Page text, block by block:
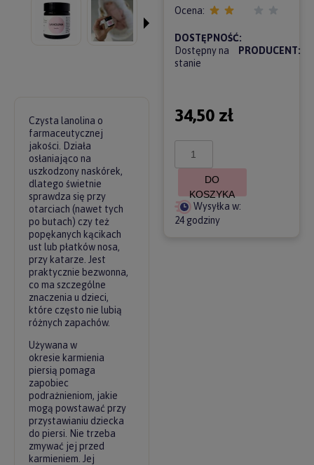
Czysta lanolina o
farmaceutycznej
jakości. Działa
osłaniająco na
uszkodzony naskórek,
dlatego świetnie
sprawdza się przy
otarciach (nawet tych
po butach) czy też
popękanych kącikach
ust lub płatków nosa,
przy katarze. Jest
praktycznie bezwonna,
co ma szczególne
znaczenia u dzieci,
które często nie lubią
różnych zapachów.
Używana w
okresie karmienia
piersią pomaga
zapobiec
podrażnieniom, jakie
mogą powstawać przy
przystawianiu dziecka
do piersi. Nie trzeba
zmywać jej przed
karmieniem. Jej
Ocena:
DOSTĘPNOŚĆ:
Dostępny na
stanie
PRODUCENT:
34,50 zł
DO
KOSZYKA
Wysyłka w:
24 godziny